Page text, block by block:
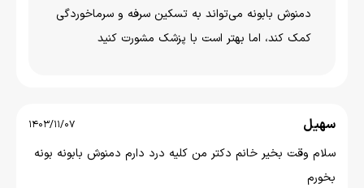
دمنوش بابونه می‌تواند به تسکین سرفه و سرماخوردگی
کمک کند، اما بهتر است با پزشک مشورت کنید
سهیل 1403/11/07
سلام وقت بخیر خانم دکتر من کلیه درد دارم دمنوش بابونه بونه
بخورم